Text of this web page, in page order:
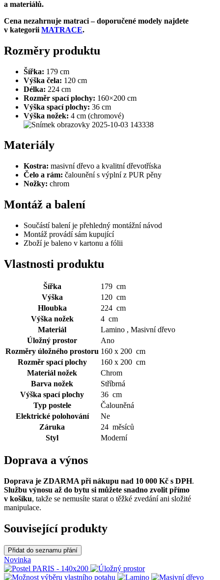
a materiálů.
Cena nezahrnuje matraci – doporučené modely najdete
v kategorii MATRACE.
Rozměry produktu
Šířka: 179 cm
Výška čela: 120 cm
Délka: 224 cm
Rozměr spací plochy: 160×200 cm
Výška spací plochy: 36 cm
Výška nožek: 4 cm (chromové)
Materiály
Kostra: masivní dřevo a kvalitní dřevotříska
Čelo a rám: čalounění s výplní z PUR pěny
Nožky: chrom
Montáž a balení
Součástí balení je přehledný montážní návod
Montáž provádí sám kupující
Zboží je baleno v kartonu a fólii
Vlastnosti produktu
Šířka
179 cm
Výška
120 cm
Hloubka
224 cm
Výška nožek
4 cm
Materiál
Lamino , Masivní dřevo
Úložný prostor
Ano
Rozměry úložného prostoru 160 x 200 cm
Rozměr spací plochy
160 x 200 cm
Materiál nožek
Chrom
Barva nožek
Stříbrná
Výška spací plochy
36 cm
Typ postele
Čalouněná
Elektrické polohování
Ne
Záruka
24 měsíců
Styl
Moderní
Doprava a výnos
Doprava je ZDARMA při nákupu nad 10 000 Kč s DPH.
Službu výnosu až do bytu si můžete snadno zvolit přímo
v košíku, takže se nemusíte starat o těžké zvedání ani složité
manipulace.
Související produkty
Přidat do seznamu přání
Novinka